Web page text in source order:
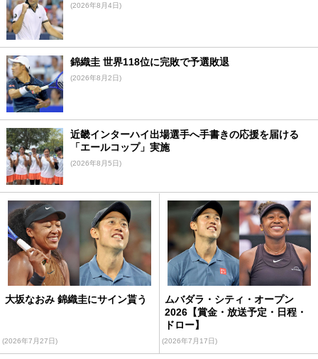
(2026年8月4日)
錦織圭 世界118位に完敗で予選敗退
(2026年8月2日)
近畿インターハイ出場選手へ手書きの応援を届ける
「エールコップ」実施
(2026年8月5日)
大坂なおみ 錦織圭にサイン貰う
(2026年7月27日)
ムバダラ・シティ・オープン
2026【賞金・放送予定・日程・
ドロー】
(2026年7月17日)